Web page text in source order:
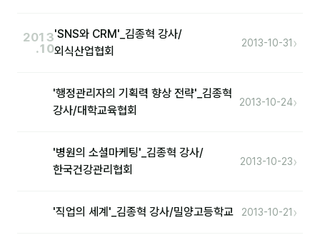
1:1 문의
자주 묻는 질문
2013
.10
'SNS와 CRM'_김종혁 강사/
외식산업협회
2013-10-31 ›
'행정관리자의 기획력 향상 전략'_김종혁
강사/대학교육협회
2013-10-24›
'병원의 소셜마케팅'_김종혁 강사/
한국건강관리협회
2013-10-23›
'직업의 세계'_김종혁 강사/밀양고등학교 2013-10-21 ›